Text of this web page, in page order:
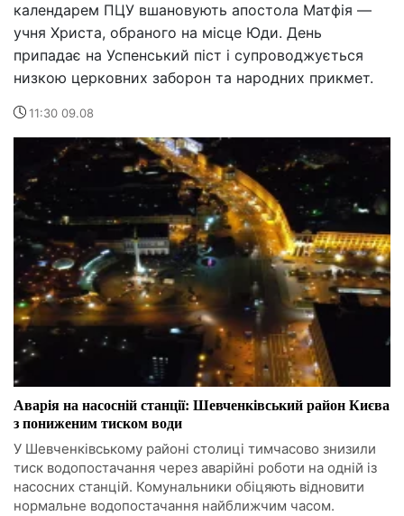
календарем ПЦУ вшановують апостола Матфія —
учня Христа, обраного на місце Юди. День
припадає на Успенський піст і супроводжується
низкою церковних заборон та народних прикмет.
11:30 09.08
Аварія на насосній станції: Шевченківський район Києва
з пониженим тиском води
У Шевченківському районі столиці тимчасово знизили
тиск водопостачання через аварійні роботи на одній із
насосних станцій. Комунальники обіцяють відновити
нормальне водопостачання найближчим часом.